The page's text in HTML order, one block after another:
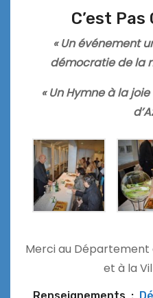
C’est
« Un événement
démocratie de la
« Un Hymne à la
Merci au
et à la
Renseignements :